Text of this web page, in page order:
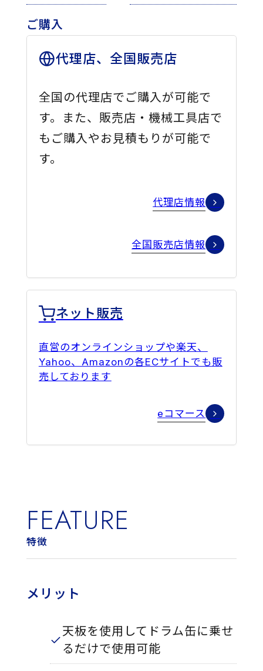
ご購入
代理店、全国販売店
全国の代理店でご購入が可能で
す。また、販売店・機械工具店で
もご購入やお見積もりが可能で
す。
代理店情報
全国販売店情報
ネット販売
直営のオンラインショップや楽天、
Yahoo、Amazonの各ECサイトでも販
売しております
eコマース
FEATURE
特徴
メリット
天板を使用してドラム缶に乗せ
るだけで使用可能